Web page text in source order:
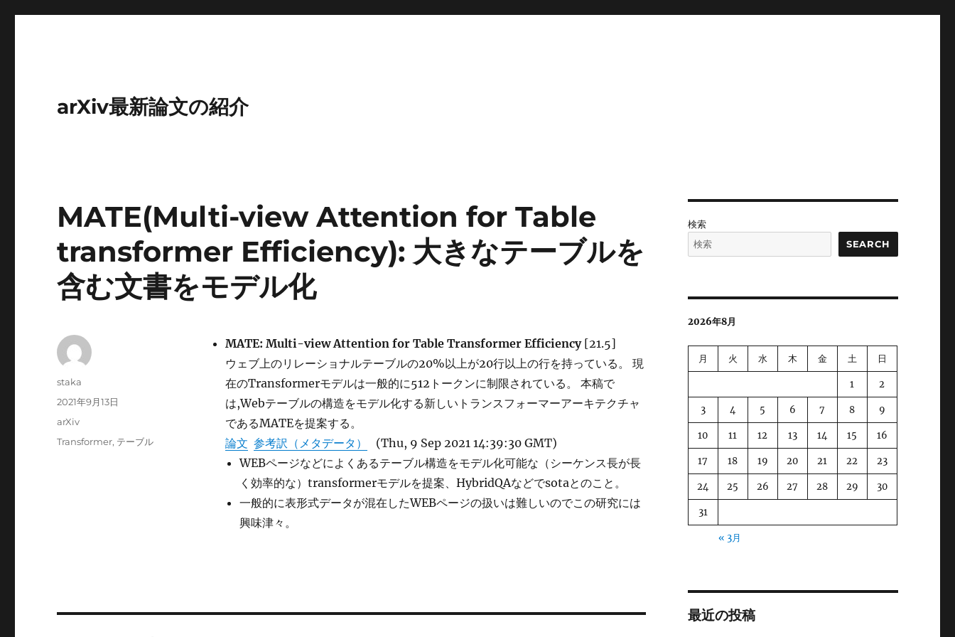
arXiv最新論文の紹介
MATE(Multi-view Attention for Table
transformer Efficiency): 大きなテーブルを
含む文書をモデル化
MATE: Multi-view Attention for Table Transformer Efficiency [21.5]
ウェブ上のリレーショナルテーブルの20%以上が20行以上の行を持っている。 現
在のTransformerモデルは一般的に512トークンに制限されている。 本稿で
は,Webテーブルの構造をモデル化する新しいトランスフォーマーアーキテクチャ
であるMATEを提案する。
論文 参考訳（メタデータ）
(Thu, 9 Sep 2021 14:39:30 GMT)
WEBページなどによくあるテーブル構造をモデル化可能な（シーケンス長が長
く効率的な）transformerモデルを提案、HybridQAなどでsotaとのこと。
一般的に表形式データが混在したWEBページの扱いは難しいのでこの研究には
興味津々。
投
staka
投
2021年9月13日
カ
arXiv
タ
Transformer, テーブル
検索
SEARCH
2026年8月
月 火 水 木 金 土 日
1 2
3 4 5 6 7 8 9
10 11 12 13 14 15 16
17 18 19 20 21 22 23
24 25 26 27 28 29 30
31
« 3月
最近の投稿